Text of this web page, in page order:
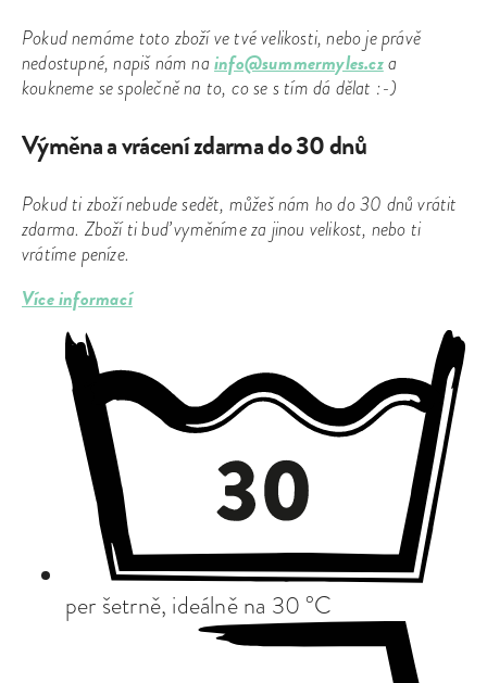
Pokud nemáme toto zboží ve tvé velikosti, nebo je právě
nedostupné, napiš nám na info@summermyles.cza
koukneme se společně na to, co se s tím dá dělat :-)
Výměna a vrácení zdarma do 30 dnů
Pokud ti zboží nebude sedět, můžeš nám ho do 30 dnů vrátit
zdarma. Zboží ti buď vyměníme za jinou velikost, nebo ti
vrátíme peníze.
Více informací
per šetrně, ideálně na 30 °C